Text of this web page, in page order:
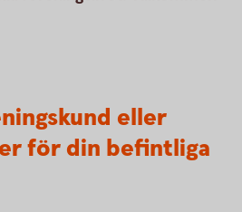
eller
för din befintliga